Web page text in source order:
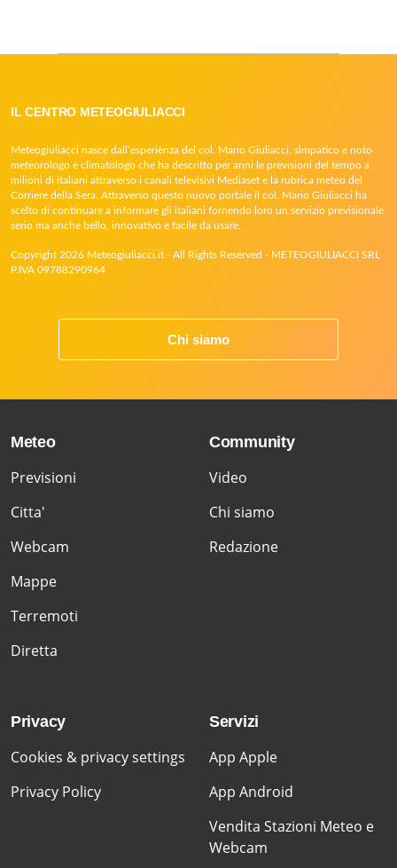
IL CENTRO METEOGIULIACCI
Meteogiuliacci nasce dall’esperienza del col. Mario Giuliacci, simpatico e noto
meteorologo e climatologo che ha descritto per anni le previsioni del tempo a
milioni di italiani attraverso i canali televisivi Mediaset e la rubrica meteo del
Corriere della Sera. Attraverso questo nuovo portale il col. Mario Giuliacci ha
scelto di continuare a informare gli italiani fornendo loro un servizio previsionale
serio ma anche bello, innovativo e facile da usare.
Copyright 2026 Meteogiuliacci.it - All Rights Reserved - METEOGIULIACCI SRL
P.IVA 09788290964
Chi siamo
Meteo
Previsioni
Citta'
Webcam
Mappe
Terremoti
Diretta
Community
Video
Chi siamo
Redazione
Privacy
Cookies & privacy settings
Privacy Policy
Servizi
App Apple
App Android
Vendita Stazioni Meteo e
Webcam